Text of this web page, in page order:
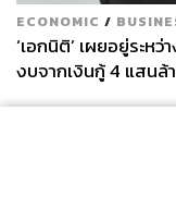
ECONOMIC /
‘เอกนิติ’ เผยอยู่ระห
งบจากเงินกู้ 4 แสนล้
เฟส 2 มีเพียงพอ